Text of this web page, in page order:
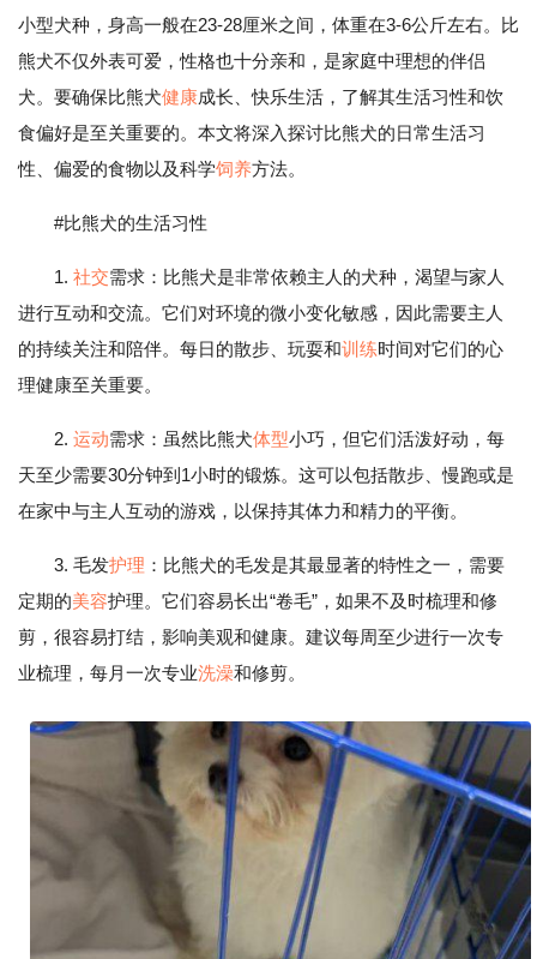
小型犬种，身高一般在23-28厘米之间，体重在3-6公斤左右。比
熊犬不仅外表可爱，性格也十分亲和，是家庭中理想的伴侣
犬。要确保比熊犬健康成长、快乐生活，了解其生活习性和饮
食偏好是至关重要的。本文将深入探讨比熊犬的日常生活习
性、偏爱的食物以及科学饲养方法。
#比熊犬的生活习性
1. 社交需求：比熊犬是非常依赖主人的犬种，渴望与家人
进行互动和交流。它们对环境的微小变化敏感，因此需要主人
的持续关注和陪伴。每日的散步、玩耍和训练时间对它们的心
理健康至关重要。
2. 运动需求：虽然比熊犬体型小巧，但它们活泼好动，每
天至少需要30分钟到1小时的锻炼。这可以包括散步、慢跑或是
在家中与主人互动的游戏，以保持其体力和精力的平衡。
3. 毛发护理 ：比熊犬的毛发是其最显著的特性之一，需要
定期的美容护理。它们容易长出“卷毛”，如果不及时梳理和修
剪，很容易打结，影响美观和健康。建议每周至少进行一次专
业梳理，每月一次专业洗澡和修剪。